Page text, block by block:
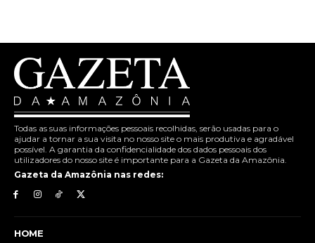
Todas as suas informações pessoais recolhidas, serão usadas para o
ajudar a tornar a sua visita no nosso site o mais produtiva e agradável
possível. A garantia da confidencialidade dos dados pessoais dos
utilizadores do nosso site é importante para a Gazeta da Amazônia.
Gazeta da Amazônia nas redes:
HOME